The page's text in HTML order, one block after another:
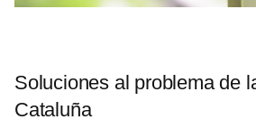
Soluciones al problema de
Cataluña